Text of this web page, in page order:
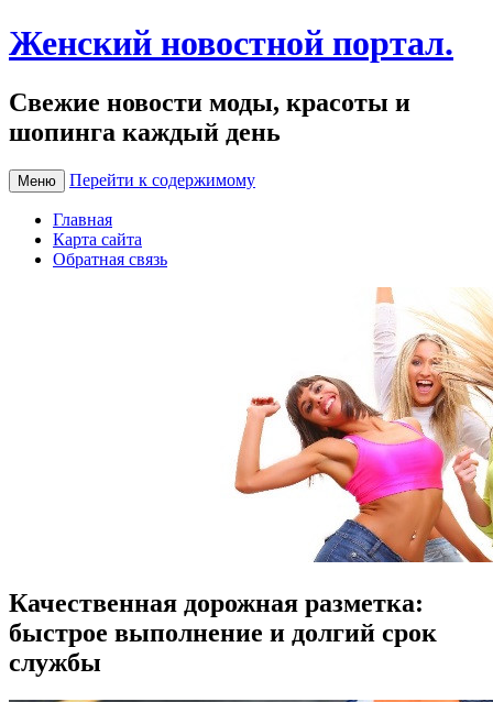
Женский новостной портал.
Свежие новости моды, красоты и
шопинга каждый день
Меню Перейти к содержимому
Главная
Карта сайта
Обратная связь
Качественная дорожная разметка:
быстрое выполнение и долгий срок
службы